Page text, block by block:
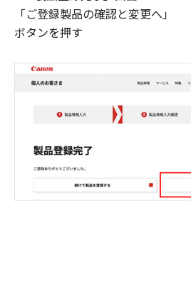
「ご登録製品の確認と変更へ」
ボタンを押す